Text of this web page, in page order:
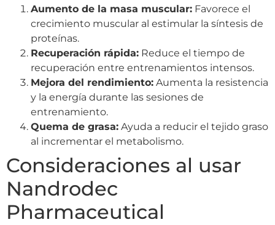
Aumento de la masa muscular: Favorece el
crecimiento muscular al estimular la síntesis de
proteínas.
Recuperación rápida: Reduce el tiempo de
recuperación entre entrenamientos intensos.
Mejora del rendimiento: Aumenta la resistencia
y la energía durante las sesiones de
entrenamiento.
Quema de grasa: Ayuda a reducir el tejido graso
al incrementar el metabolismo.
Consideraciones al usar
Nandrodec
Pharmaceutical